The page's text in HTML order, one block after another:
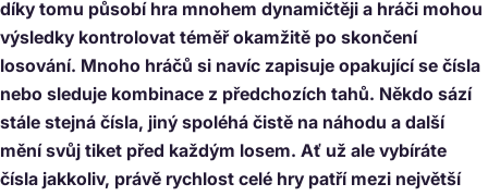
díky tomu působí hra mnohem dynamičtěji a hráči mohou
výsledky kontrolovat téměř okamžitě po skončení
losování. Mnoho hráčů si navíc zapisuje opakující se čísla
nebo sleduje kombinace z předchozích tahů. Někdo sází
stále stejná čísla, jiný spoléhá čistě na náhodu a další
mění svůj tiket před každým losem. Ať už ale vybíráte
čísla jakkoliv, právě rychlost celé hry patří mezi největší